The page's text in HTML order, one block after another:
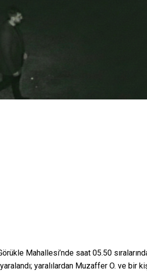
Mahallesi’nde saat 05.50
yaralılardan Muzaffer O. ve bir